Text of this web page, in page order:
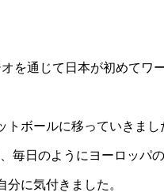
通じて日本が初めてワ
ボールに移っていきまし
日のようにヨーロッパ
に気付きました。